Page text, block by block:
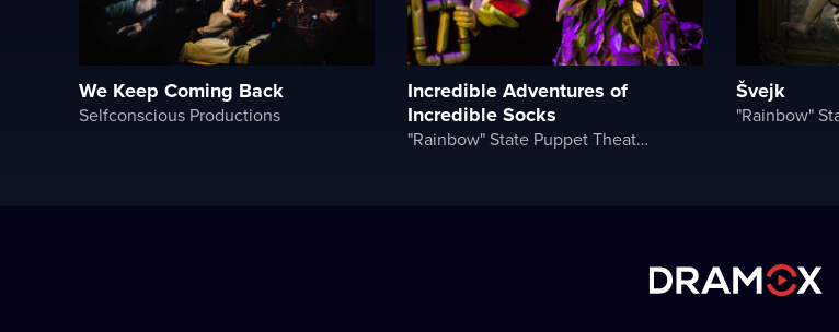
We Keep Coming Back
Selfconscious Productions
Incredible Adventures of
Incredible Socks
"Rainbow" State Puppet Theater
Švejk